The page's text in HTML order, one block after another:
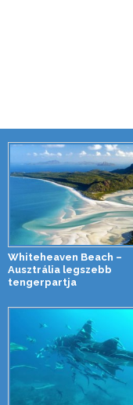
Whiteheaven Beach –
Ausztrália legszebb
tengerpartja